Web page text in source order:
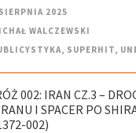
2025
WALCZEWSKI
, SUPERHIT,
002: IRAN CZ.3 –
I SPACER PO
002)